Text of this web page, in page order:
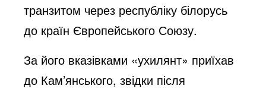
транзитом через республіку білорусь
до країн Європейського Союзу.
За його вказівками «ухилянт» приїхав
до Кам’янського, звідки після